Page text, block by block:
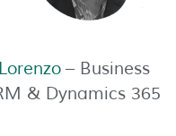
– Business
& Dynamics 365